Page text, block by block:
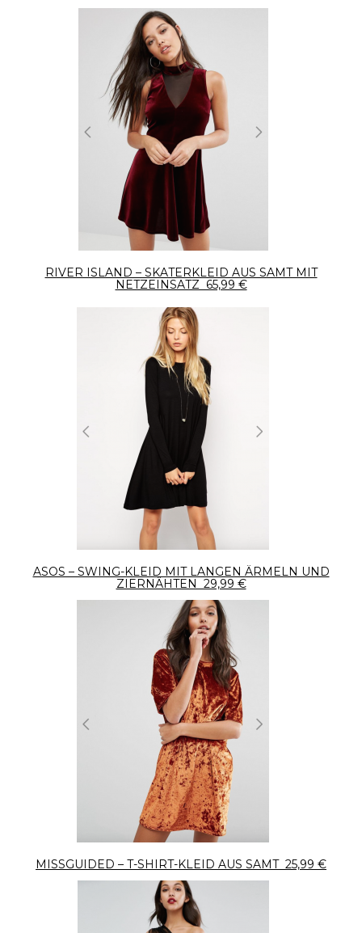
RIVER ISLAND – SKATERKLEID AUS SAMT MIT
NETZEINSATZ 65,99 €
ASOS – SWING-KLEID MIT LANGEN ÄRMELN UND
ZIERNÄHTEN 29,99 €
MISSGUIDED – T-SHIRT-KLEID AUS SAMT 25,99 €